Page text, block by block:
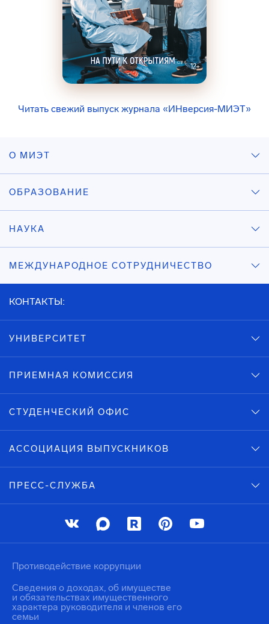
Читать свежий выпуск журнала «ИНверсия-МИЭТ»
О МИЭТ
ОБРАЗОВАНИЕ
НАУКА
МЕЖДУНАРОДНОЕ СОТРУДНИЧЕСТВО
КОНТАКТЫ:
УНИВЕРСИТЕТ
ПРИЕМНАЯ КОМИССИЯ
СТУДЕНЧЕСКИЙ ОФИС
АССОЦИАЦИЯ ВЫПУСКНИКОВ
ПРЕСС-СЛУЖБА
Противодействие коррупции
Сведения о доходах, об имуществе
и обязательствах имущественного
характера руководителя и членов его
семьи